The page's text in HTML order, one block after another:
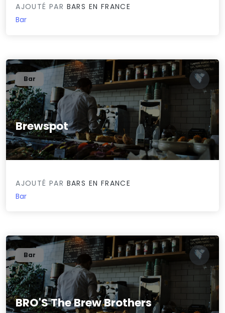
AJOUTÉ PAR BARS EN FRANCE
Bar
Brewspot
0/5
Bar
AJOUTÉ PAR BARS EN FRANCE
Bar
BRO'S The Brew Brothers
Bar